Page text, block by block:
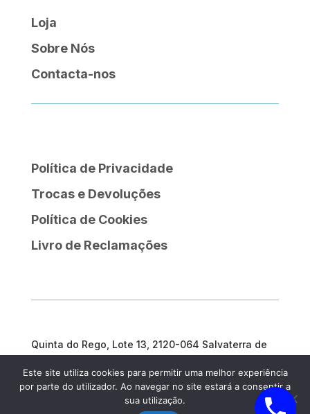
Loja
Sobre Nós
Contacta-nos
Política de Privacidade
Trocas e Devoluções
Política de Cookies
Livro de Reclamações
Quinta do Rego, Lote 13, 2120-064 Salvaterra de
geral@prosargosteam.com
Este site utiliza cookies para permitir uma melhor experiência
por parte do utilizador. Ao navegar no site estará a consentir a
sua utilização.